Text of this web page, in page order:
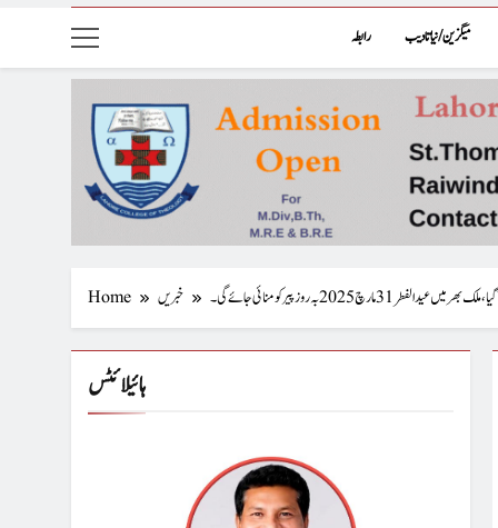
رابطہ میگزین/نیاتادیب
Home خبریں
ہائیلائٹس